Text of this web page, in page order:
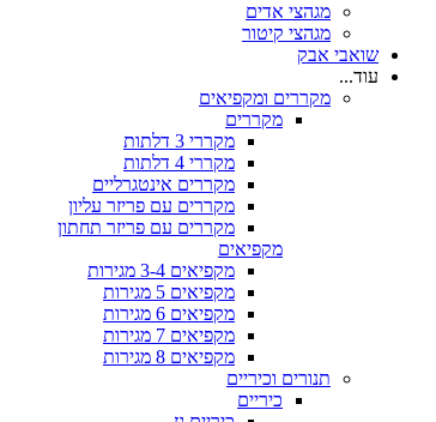
מגהצי אדים
מגהצי קיטור
שואבי אבק
עוד...
מקררים ומקפיאים
מקררים
מקררי 3 דלתות
מקררי 4 דלתות
מקררים אינטגרליים
מקררים עם פריזר עליון
מקררים עם פריזר תחתון
מקפיאים
מקפיאים 3-4 מגירות
מקפיאים 5 מגירות
מקפיאים 6 מגירות
מקפיאים 7 מגירות
מקפיאים 8 מגירות
תנורים וכיריים
כיריים